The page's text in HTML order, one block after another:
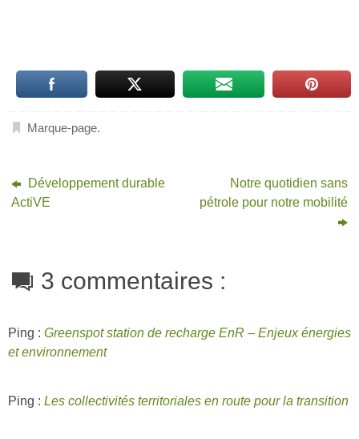
Marque-page.
Développement durable
ActiVE
Notre quotidien sans
pétrole pour notre mobilité
3 commentaires :
Ping : Greenspot station de recharge EnR – Enjeux énergies
et environnement
Ping : Les collectivités territoriales en route pour la transition